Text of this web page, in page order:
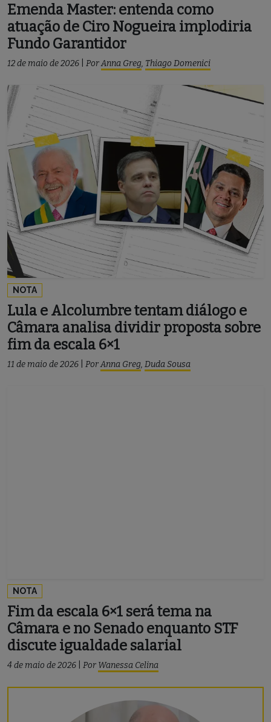
Emenda Master: entenda como
atuação de Ciro Nogueira implodiria
Fundo Garantidor
12 de maio de 2026 PorAnna Greg, Thiago Domenici
NOTA
Lula e Alcolumbre tentam diálogo e
Câmara analisa dividir proposta sobre
fim da escala 6×1
11 de maio de 2026 PorAnna Greg, Duda Sousa
NOTA
Fim da escala 6×1 será tema na
Câmara e no Senado enquanto STF
discute igualdade salarial
4 de maio de 2026 Por Wanessa Celina